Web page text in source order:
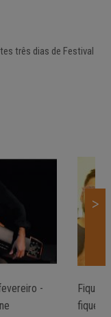
três dias de Festival
>
-
fiquem